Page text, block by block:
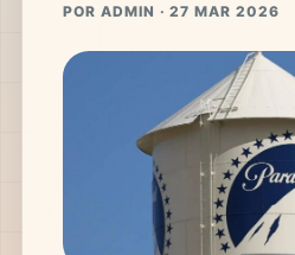
POR ADMIN · 27 MAR 2026